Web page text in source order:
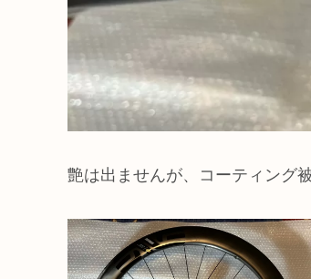
艶は出ませんが、コーティング